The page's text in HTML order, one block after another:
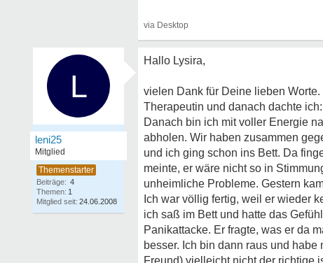
L
leni25
Mitglied
Beiträge: 4
Themen: 1
Mitglied seit: 24.06.2008
Hallo Lysira,
vielen Dank für Deine lieben
Therapeutin und danach dachte
Danach bin ich mit voller Energie
abholen. Wir haben zusammen
und ich ging schon ins Bett. Da
meinte, er wäre nicht so in
unheimliche Probleme. Gestern
Ich war völlig fertig, weil er wieder
ich saß im Bett und hatte das
Panikattacke. Er fragte, was er da
besser. Ich bin dann raus und
Freund) vielleicht nicht der richtige